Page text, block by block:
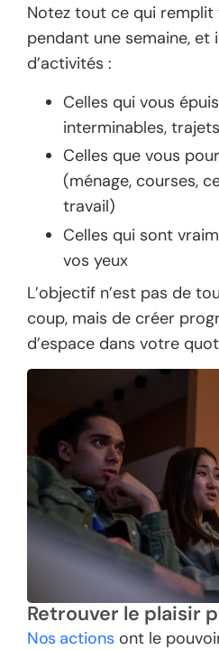
Notez tout ce qui remplit
pendant une semaine,
d’activités :
Celles qui vous
interminables,
Celles que vous
(ménage, courses,
travail)
Celles qui sont
vos yeux
L’objectif n’est pas de
coup, mais de créer
d’espace dans votre
Retrouver le plaisir
Nos actionsont le